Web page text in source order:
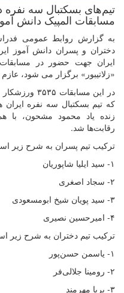
تیم‌های بسکتبال سه نفره
مسابقات المپیک دانش
به گزارش روابط عمومی
دختران و پسران دانش آموز
«زلاتیبور» برگزار می شود،
که تیم بسکتبال سه نفره
زنده یاد محمود مشحون، با
رقابت‌ها شد.
ترکیب تیم پسران به شرح زیر
۱- سید ایلیا شاپوریان
۲- سجاد اصغری
۳- سید پویان شیخ ابومسعودی
۴- امیرحسین نصیری
ترکیب تیم دختران به شرح زیر
۱- یاسمن حسن‌پور
۲- رومینا جلالی‌فر
۳- پریا مهرمند